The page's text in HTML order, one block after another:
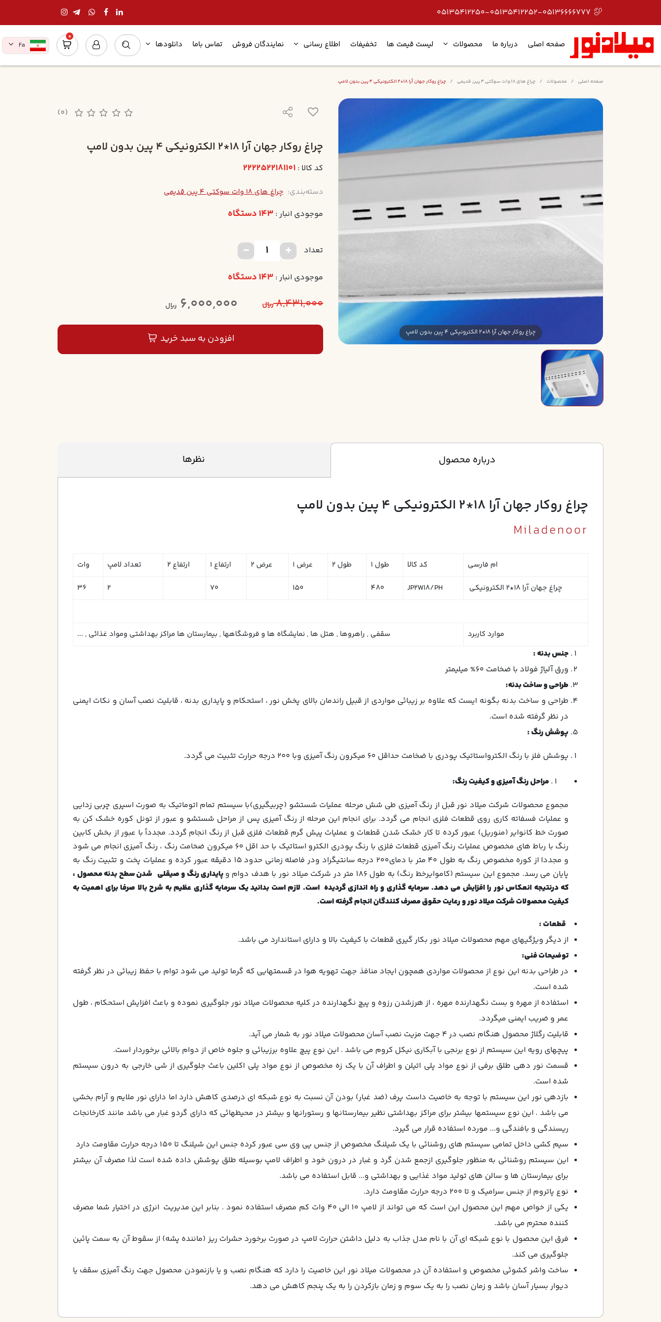
05135412250-05135412252-05136666777
صفحه اصلی درباره ما محصولات لیست قیمت ها تخفیفات اطلاع رسانی نمایندگان فروش تماس باما دانلودها
0
Fa
صفحه اصلی محصولات چراغ های 18 وات سوکتی 4 پین قدیمی چراغ روکار جهان آرا 18*2 الکترونيکي 4 پين بدون لامپ
چراغ روکار جهان آرا 18*2 الکترونيکي 4 پين بدون لامپ
(0)
چراغ روکار جهان آرا 18*2 الکترونيکي 4 پين بدون لامپ
کد کالا : 2222522181101
دسته‌بندی: چراغ های 18 وات سوکتی 4 پین قدیمی
موجودی انبار : 143 دستگاه
تعداد
موجودی انبار : 143 دستگاه
8,431,000 ریال 6,000,000 ریال
افزودن به سبد خرید
درباره محصول نظرها
چراغ روکار جهان آرا 18*2 الکترونيکي 4 پين بدون لامپ
Miladenoor
ام فارسی کد کالا طول 1 طول 2 عرض 1 عرض 2 ارتفاع 1 ارتفاع 2 تعداد لامپ وات
چراغ جهان آرا 18*2 الکترونيکي JP2W18/PH
480
150
70
2
36
موارد کاربرد سقفي , راهروها , هتل ها , نمايشگاه ها و فروشگاهها , بيمارستان ها مراكز بهداشتي ومواد غذائي , ...
جنس بدنه :
ورق آلياژ فولاد با ضخامت 60% ميليمتر
طراحي و ساخت بدنه:
طراحي و ساخت بدنه بگونه ايست كه علاوه بر زيبائي مواردي از قبيل راندمان بالاي پخش نور ، استحكام و پايداري بدنه ، قابليت نصب آسان و نكات ايمني
در نظر گرفته شده است.
پوشش رنگ :
پوشش فلز با رنگ الكترواستاتيك پودري با ضخامت حداقل 60 ميكرون رنگ آميزي وبا 200 درجه حرارت تثبيت مي گردد.
مراحل رنگ آمیزی و کیفیت رنگ:
مجموع محصولات شرکت میلاد نور قبل از رنگ آمیزی طی شش مرحله عملیات شستشو (چربیگیری)با سیستم تمام اتوماتیک به صورت اسپری چربی زدایی
و عملیات فسفاته کاری روی قطعات فلزی انجام می گردد. برای انجام این مرحله از رنگ آمیزی پس از مراحل شستشو و عبور از تونل کوره خشک کن به
صورت خط کانوایر (منوریل) عبور کرده تا کار خشک شدن قطعات و عملیات پیش گرم قطعات فلزی قبل از رنگ انجام گردد. مجدداً با عبور از بخش کابین
رنگ با رباط های مخصوص عملیات رنگ آمیزی قطعات فلزی با رنگ پودری الکترو استاتیک با حد اقل 60 میکرون ضخامت رنگ ، رنگ آمیزی انجام می شود
و مجددا از کوره مخصوص رنگ به طول 40 متر با دمای200 درجه سانتیگراد ودر فاصله زمانی حدود 15 دقیقه عبور کرده و عملیات پخت و تثبیت رنگ به
پایان می رسد. مجموع این سیستم (کاموایرخط رنگ) به طول 186 متر در شرکت میلاد نور با هدف دوام و
پايداري رنگ و صیقلی شدن سطح بدنه محصول ،
که درنتیجه انعكاس نور را افزایش می دهد. سرمایه گذاری و راه اندازی گردیده است. لازم است بدانید یک سرمایه گذاری عظیم به شرح بالا صرفا برای اهمیت به
کیفیت محصولات شرکت میلاد نور و رعایت حقوق مصرف کنندگان انجام گرفته است.
قطعات :
از ديگر ويژگيهاي مهم محصولات ميلاد نور بكار گيري قطعات با كيفيت بالا و داراي استاندارد مي باشد.
توضیحات فنی:
در طراحي بدنه اين نوع از محصولات مواردي همچون ايجاد منافذ جهت تهويه هوا در قسمتهايي كه گرما توليد مي شود توام با حفظ زيبائي در نظر گرفته
شده است.
استفاده از مهره و بست نگهدارنده مهره ، از هرزشدن رزوه و پيچ نگهدارنده در كليه محصولات ميلاد نور جلوگيري نموده و باعث افزايش استحكام ، طول
عمر و ضريب ايمني ميگردد.
قابليت رگلاژ محصول هنگام نصب در 4 جهت مزيت نصب آسان محصولات ميلاد نور به شمار مي آيد.
پيچهاي رويه اين سيستم از نوع برنجي با آبكاري نيكل كروم مي باشد . اين نوع پيچ علاوه برزيبائي و جلوه خاص از دوام بالائي برخوردار است.
قسمت نور دهي طلق برفي از نوع مواد پلي اتيلن و اطراف آن با يك زه مخصوص از نوع مواد پلي اكلين باعث جلوگيري از شي خارجي به درون سيستم
شده است.
بازدهي نور اين سيستم با توجه به خاصيت داست پرف (ضد غبار) بودن آن نسبت به نوع شبكه اي درصدي كاهش دارد اما داراي نور ملايم و آرام بخشي
مي باشد . اين نوع سيستمها بيشتر براي مراكز بهداشتي نظير بيمارستانها و رستورانها و بيشتر در محيطهائي كه داراي گردو غبار مي باشد مانند كارخانجات
ريسندگي و بافندگي و... مورده استفاده قرار مي گيرد.
سيم كشي داخل تمامي سيستم هاي روشنائي با يك شيلنگ مخصوص از جنس پي وي سي عبور كرده جنس اين شيلنگ تا 150 درجه حرارت مقاومت دارد
اين سيستم روشنائي به منظور جلوگيري ازجمع شدن گرد و غبار در درون خود و اطراف لامپ بوسيله طلق پوشش داده شده است لذا مصرف آن بيشتر
براي بيمارستان ها و سالن هاي توليد مواد غذايي و بهداشتي و... قابل استفاده مي باشد.
نوع پاتروم از جنس سراميك و تا 200 درجه حرارت مقاومت دارد.
يكي از خواص مهم اين محصول اين است كه مي تواند از لامپ 10 الي 40 وات كم مصرف استفاده نمود . بنابر اين مديريت انرژي در اختيار شما مصرف
كننده محترم مي باشد.
فرق اين محصول با نوع شبكه اي آن با نام مدل جذاب به دليل داشتن حرارت لامپ در صورت برخورد حشرات ريز (ماننده پشه) از سقوط آن به سمت پائين
جلوگيري مي كند.
ساخت واشر كشوئي مخصوص و استفاده آن در محصولات ميلاد نور اين خاصيت را دارد كه هنگام نصب و يا بازنمودن محصول جهت رنگ آميزي سقف يا
ديوار بسيار آسان باشد و زمان نصب را به يك سوم و زمان بازكردن را به يك پنجم كاهش مي دهد.